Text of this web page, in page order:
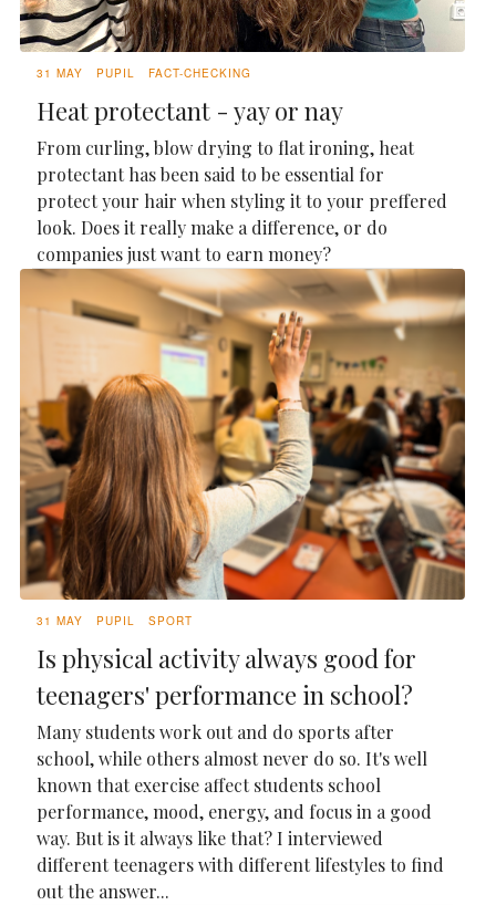
31 MAY PUPIL FACT-CHECKING
Heat protectant - yay or nay
From curling, blow drying to flat ironing, heat
protectant has been said to be essential for
protect your hair when styling it to your preffered
look. Does it really make a difference, or do
companies just want to earn money?
31 MAY PUPIL SPORT
Is physical activity always good for
teenagers' performance in school?
Many students work out and do sports after
school, while others almost never do so. It's well
known that exercise affect students school
performance, mood, energy, and focus in a good
way. But is it always like that? I interviewed
different teenagers with different lifestyles to find
out the answer...